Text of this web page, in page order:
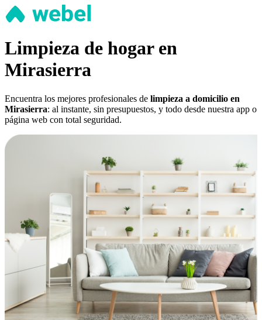
Limpieza de hogar en
Mirasierra
Encuentra los mejores profesionales de limpieza a domicilio en
Mirasierra: al instante, sin presupuestos, y todo desde nuestra app o
página web con total seguridad.